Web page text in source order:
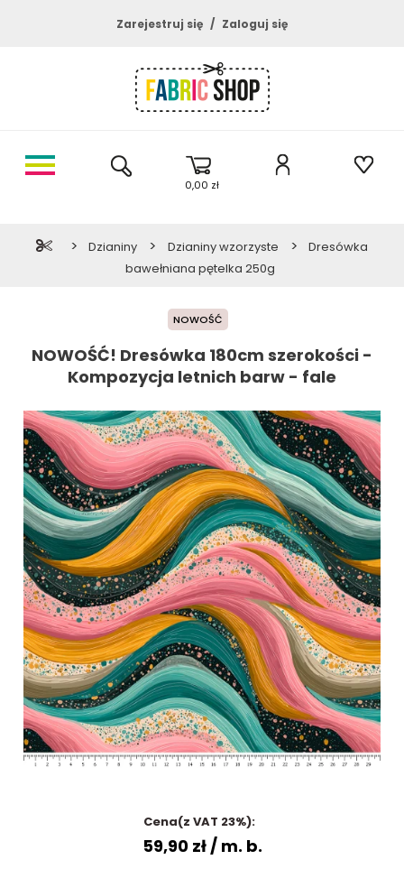
Zarejestruj się Zaloguj się
0,00 zł
> Dzianiny > Dzianiny wzorzyste >
Dresówka
bawełniana pętelka 250g
NOWOŚĆ
NOWOŚĆ! Dresówka 180cm szerokości -
Kompozycja letnich barw - fale
Cena(z VAT 23%):
59,90 zł/ m. b.